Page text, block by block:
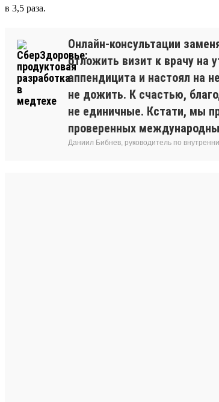
в 3,5 раза.
Онлайн-консультации
отложить визит к врачу на
аппендицита и настоял на
не дожить. К счастью,
не единичные. Кстати, мы
проверенных
Даниил Бибнев, руководитель по